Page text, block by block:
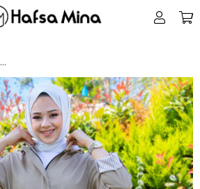
Büyük Beden Kapüşonlu Beli Bağcıklı Trençkot Vizon